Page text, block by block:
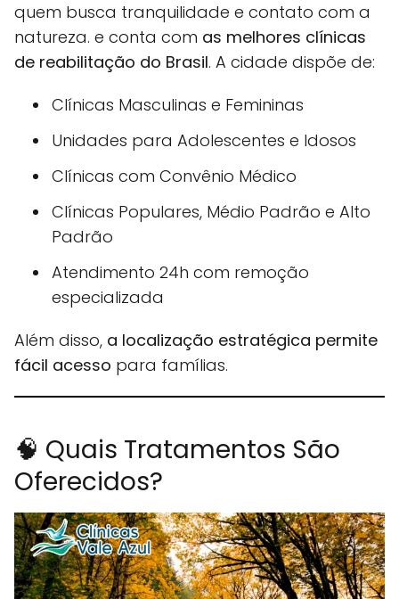
quem busca tranquilidade e contato com a
natureza. e conta com as melhores clínicas
de reabilitação do Brasil. A cidade dispõe de:
Clínicas Masculinas e Femininas
Unidades para Adolescentes e Idosos
Clínicas com Convênio Médico
Clínicas Populares, Médio Padrão e Alto
Padrão
Atendimento 24h com remoção
especializada
Além disso, a localização estratégica permite
fácil acesso para famílias.
🧠 Quais Tratamentos São
Oferecidos?